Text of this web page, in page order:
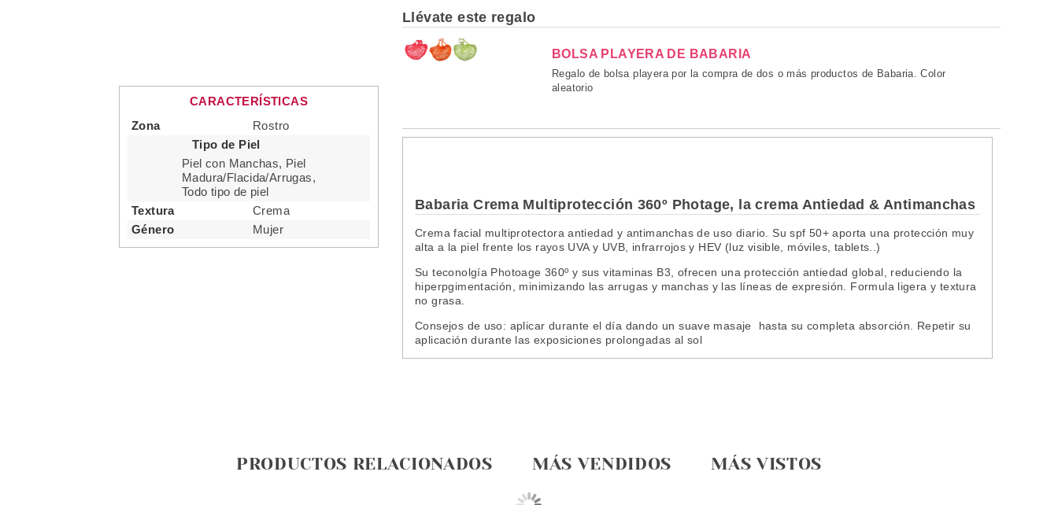
CARACTERÍSTICAS
Zona
Rostro
Tipo de Piel
Piel con Manchas, Piel
Madura/Flacida/Arrugas,
Todo tipo de piel
Textura
Crema
Género
Mujer
Llévate este regalo
BOLSA PLAYERA DE BABARIA
Regalo de bolsa playera por la compra de dos o más productos de Babaria. Color
aleatorio
Babaria Crema Multiprotección 360º Photage, la crema Antiedad & Antimanchas
Crema facial multiprotectora antiedad y antimanchas de uso diario. Su spf 50+ aporta una protección muy
alta a la piel frente los rayos UVA y UVB, infrarrojos y HEV (luz visible, móviles, tablets..)
Su teconolgía Photoage 360º y sus vitaminas B3, ofrecen una protección antiedad global, reduciendo la
hiperpgimentación, minimizando las arrugas y manchas y las líneas de expresión. Formula ligera y textura
no grasa.
Consejos de uso: aplicar durante el día dando un suave masaje hasta su completa absorción. Repetir su
aplicación durante las exposiciones prolongadas al sol
PRODUCTOS RELACIONADOS MÁS VENDIDOS MÁS VISTOS